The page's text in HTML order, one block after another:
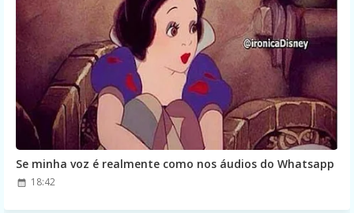
Se minha voz é realmente como nos áudios do Whatsapp
18:42